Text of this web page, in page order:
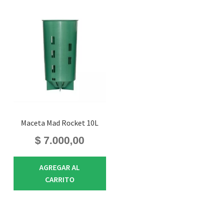
Maceta Mad Rocket 10L
$ 7.000,00
AGREGAR AL
CARRITO